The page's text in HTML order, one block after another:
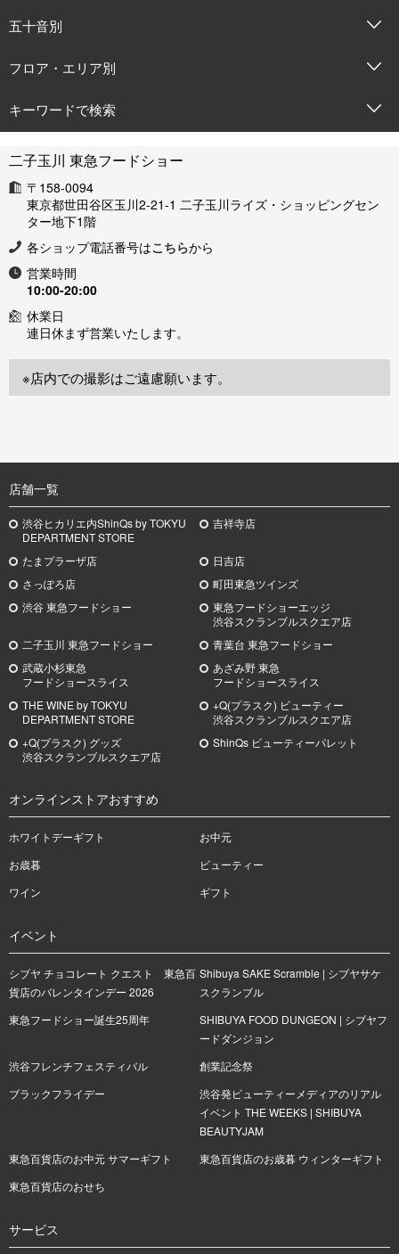
五十音別
フロア・エリア別
キーワードで検索
二子玉川 東急フードショー
〒158-0094
東京都世田谷区玉川2-21-1 二子玉川ライズ・ショッピングセン
ター地下1階
各ショップ電話番号はこちらから
営業時間
10:00-20:00
休業日
連日休まず営業いたします。
※店内での撮影はご遠慮願います。
店舗一覧
渋谷ヒカリエ内ShinQs by TOKYU
DEPARTMENT STORE
吉祥寺店
たまプラーザ店
日吉店
さっぽろ店
町田東急ツインズ
渋谷 東急フードショー
東急フードショーエッジ
渋谷スクランブルスクエア店
二子玉川 東急フードショー
青葉台 東急フードショー
武蔵小杉東急
フードショースライス
あざみ野東急
フードショースライス
THE WINE by TOKYU
DEPARTMENT STORE
+Q(プラスク) ビューティー
渋谷スクランブルスクエア店
+Q(プラスク) グッズ
渋谷スクランブルスクエア店
ShinQs ビューティーパレット
オンラインストアおすすめ
ホワイトデーギフト
お中元
お歳暮
ビューティー
ワイン
ギフト
イベント
シブヤ チョコレート クエスト 東急百
貨店のバレンタインデー 2026
Shibuya SAKE Scramble | シブヤサケ
スクランブル
東急フードショー誕生25周年
SHIBUYA FOOD DUNGEON | シブヤフ
ードダンジョン
渋谷フレンチフェスティバル
創業記念祭
ブラックフライデー
渋谷発ビューティーメディアのリアル
イベント THE WEEKS | SHIBUYA
BEAUTYJAM
東急百貨店のお中元 サマーギフト
東急百貨店のお歳暮 ウィンターギフト
東急百貨店のおせち
サービス